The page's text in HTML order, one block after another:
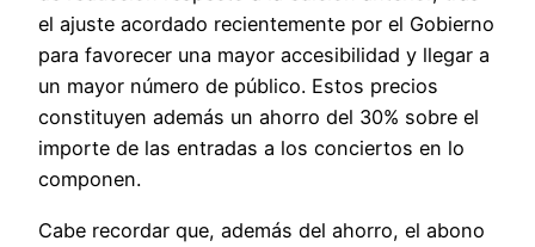
el ajuste acordado recientemente por el Gobierno
para favorecer una mayor accesibilidad y llegar a
un mayor número de público. Estos precios
constituyen además un ahorro del 30% sobre el
importe de las entradas a los conciertos en lo
componen.
Cabe recordar que, además del ahorro, el abono